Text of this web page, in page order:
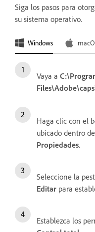
Siga los pasos para
su sistema operativo.
Windows
Vaya a
Haga clic con el
ubicado dentro
Propiedades.
Seleccione la
Editar para
Establezca los